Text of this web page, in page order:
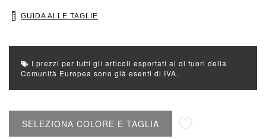
GUIDA ALLE TAGLIE
I prezzi per tutti gli articoli esportati al di fuori della
Comunità Europea sono già esenti di IVA.
SELEZIONA COLORE E TAGLIA